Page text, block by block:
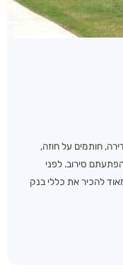
חותמים על חוזה,
סירוב. לפני
להכיר את כללי בנק